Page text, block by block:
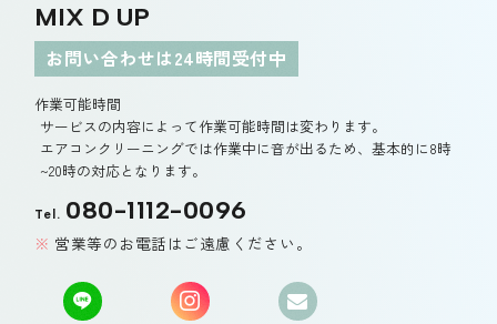
MIX D UP
お問い合わせは24時間受付中
作業可能時間
サービスの内容によって作業可能時間は変わります。
エアコンクリーニングでは作業中に音が出るため、基本的に8時
~20時の対応となります。
Tel. 080-1112-0096
営業等のお電話はご遠慮ください。